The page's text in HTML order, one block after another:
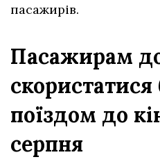
пасажирів.
Пасажирам
поїздом до
серпня